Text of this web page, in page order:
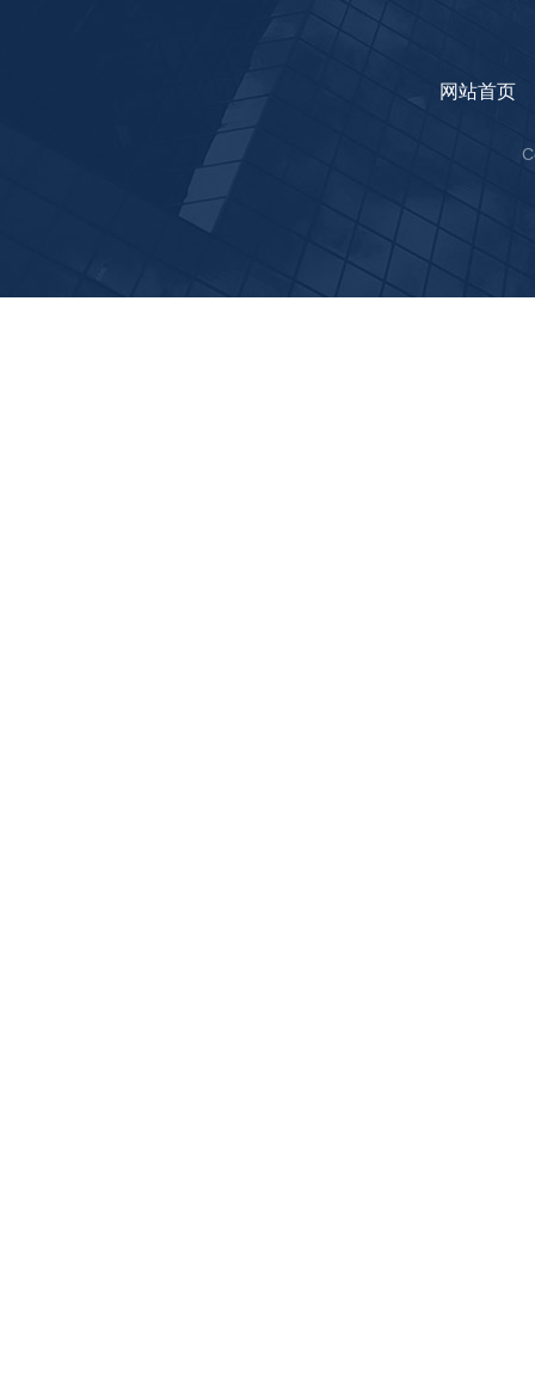
网站首页